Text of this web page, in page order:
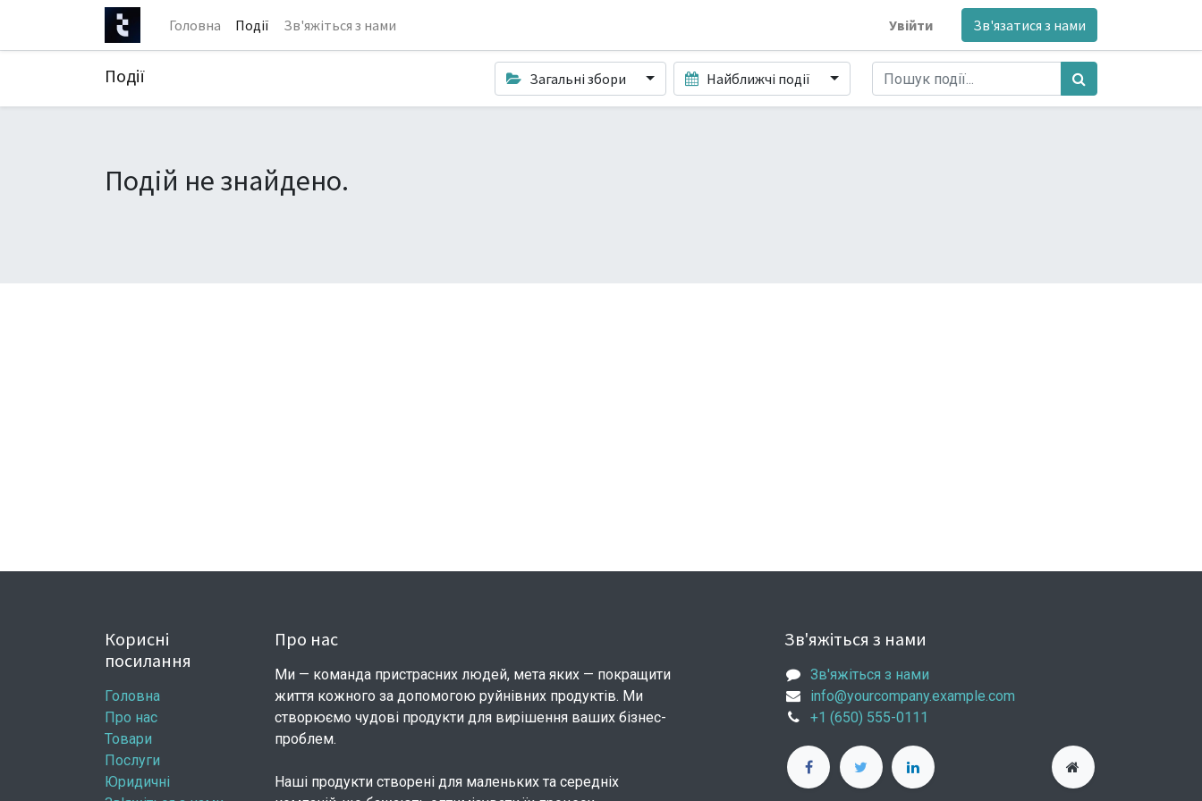
Головна Події Зв'яжіться з нами Увійти Зв'язатися з нами
Події Загальні збори Найближчі події
Подій не знайдено.
Корисні
посилання
Головна
Про нас
Товари
Послуги
Юридичні
Про нас
Ми — команда пристрасних людей, мета яких — покращити
життя кожного за допомогою руйнівних продуктів. Ми
створюємо чудові продукти для вирішення ваших бізнес-
проблем.
Наші продукти створені для маленьких та середніх
Зв'яжіться з нами
Зв'яжіться з нами
info@yourcompany.example.com
+1 (650) 555-0111